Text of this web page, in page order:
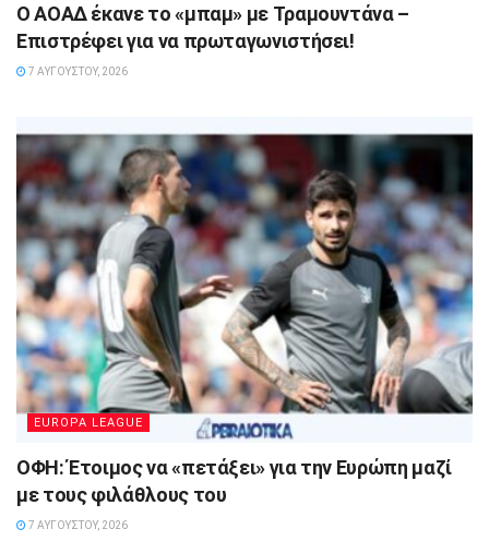
Ο ΑΟΑΔ έκανε το «μπαμ» με Τραμουντάνα –
Επιστρέφει για να πρωταγωνιστήσει!
7 ΑΥΓΟΎΣΤΟΥ, 2026
EUROPA LEAGUE
ΟΦΗ: Έτοιμος να «πετάξει» για την Ευρώπη μαζί
με τους φιλάθλους του
7 ΑΥΓΟΎΣΤΟΥ, 2026